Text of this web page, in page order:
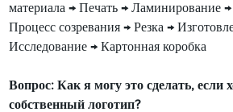
материала → Печать → Ламинирование →
Процесс созревания → Резка →
Исследование → Картонная коробка
Вопрос: Как я могу это сделать, если
собственный логотип?